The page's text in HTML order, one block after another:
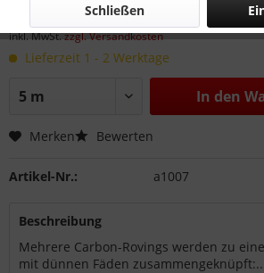
inkl. MwSt.zzgl. Versandkosten
Lieferzeit 1 - 2 Werktage
In den
Merken Bewerten
Artikel-Nr.: a1007
Beschreibung
Mehrere Carbon-Rovings werden zu
mit dünnen Fäden
Schließen